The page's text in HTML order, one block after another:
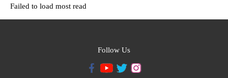
Failed to load most read
Follow Us